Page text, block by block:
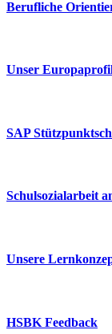
Berufliche
Unser
SAP
Schulsozialarbeit
Unsere
HSBK Feedback